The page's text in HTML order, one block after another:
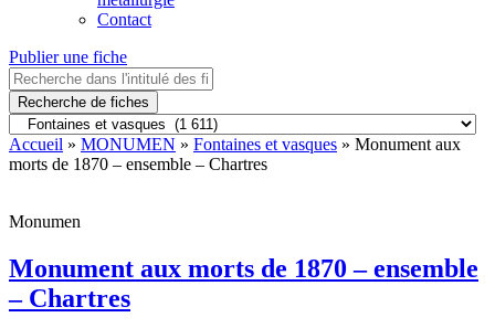
Contact
Publier une fiche
Recherche de fiches
Accueil » MONUMEN » Fontaines et vasques » Monument aux
morts de 1870 – ensemble – Chartres
Monumen
Monument aux morts de 1870 – ensemble
– Chartres